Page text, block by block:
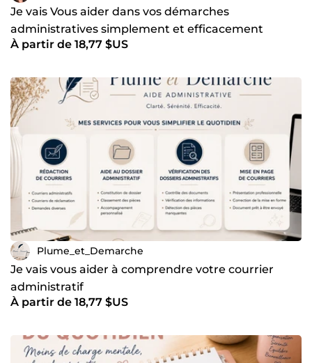
Je vais Vous aider dans vos démarches
administratives simplement et efficacement
À partir de 18,77 $US
Plume_et_Demarche
Je vais vous aider à comprendre votre courrier
administratif
À partir de 18,77 $US